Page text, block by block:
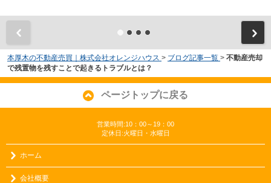
本厚木の不動産売買｜株式会社オレンジハウス > ブログ記事一覧 > 不動産売却
で残置物を残すことで起きるトラブルとは？
ページトップに戻る
営業時間:10：00～19：00
定休日:火曜日・水曜日
ホーム
会社概要